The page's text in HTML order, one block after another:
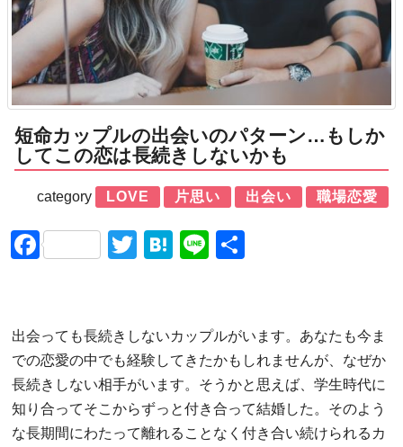
短命カップルの出会いのパターン…もしか
してこの恋は長続きしないかも
category LOVE 片思い 出会い 職場恋愛
FacebookTwitter
Hatena
Line
出会っても長続きしないカップルがいます。あなたも今ま
での恋愛の中でも経験してきたかもしれませんが、なぜか
長続きしない相手がいます。そうかと思えば、学生時代に
知り合ってそこからずっと付き合って結婚した。そのよう
な長期間にわたって離れることなく付き合い続けられるカ